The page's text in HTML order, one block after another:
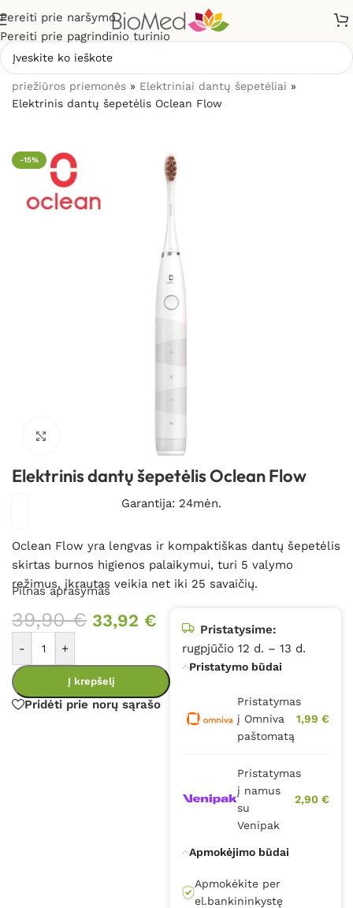
Pereiti prie naršymo
Pereiti prie pagrindinio turinio
priežiūros priemonės » Elektriniai dantų šepetėliai »
Elektrinis dantų šepetėlis Oclean Flow
-15%
Elektrinis dantų šepetėlis Oclean Flow
Garantija: 24mėn.
Oclean Flow yra lengvas ir kompaktiškas dantų šepetėlis
skirtas burnos higienos palaikymui, turi 5 valymo
režimus, įkrautas veikia net iki 25 savaičių.
Pilnas aprašymas
39,90€ 33,92 €
- +
Į krepšelį
Pridėti prie norų sąrašo
Pristatysime:
rugpjūčio 12 d. – 13 d.
Pristatymo būdai
Pristatymas
į Omniva
paštomatą
1,99 €
Pristatymas
į namus
su
Venipak
2,90 €
Apmokėjimo būdai
Apmokėkite per
el.bankininkystę